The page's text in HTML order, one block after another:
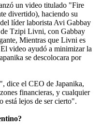
un video titulado "Fire
divertido), haciendo su
líder laborista Avi Gabbay
de Tzipi Livni, con Gabbay
Mientras que Livni es
video ayudó a minimizar la
se descolocara por
dice el CEO de Japanika,
financieras, y cualquier
está lejos de ser cierto".